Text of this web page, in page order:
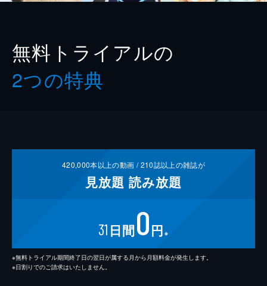
無料トライアルの
2つの特典
420,000本以上の動画 /210誌以上の雑誌が
見放題 読み放題
31 日間0円 ※
※無料トライアル期間終了日の翌日が属する月から月額料金が発生します。
※日割りでのご請求はいたしません。